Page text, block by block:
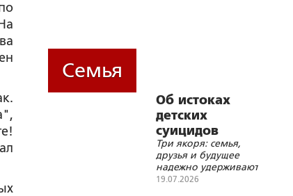
Семья
Об истоках
детских
суицидов
Три якоря: семья,
друзья и будущее
надежно удерживают
ребенка в этой
19.07.2026